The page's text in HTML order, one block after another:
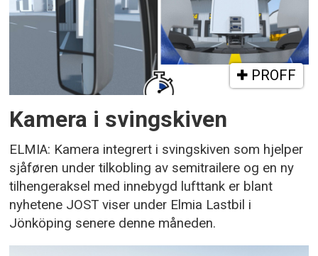
PROFF
Kamera i svingskiven
ELMIA: Kamera integrert i svingskiven som hjelper
sjåføren under tilkobling av semitrailere og en ny
tilhengeraksel med innebygd lufttank er blant
nyhetene JOST viser under Elmia Lastbil i
Jönköping senere denne måneden.